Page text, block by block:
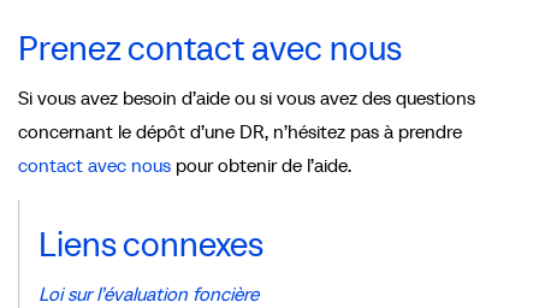
Prenez contact avec nous
Si vous avez besoin d’aide ou si vous avez des questions
concernant le dépôt d’une DR, n’hésitez pas à prendre
contact avec nous pour obtenir de l’aide.
Liens connexes
Loi sur l’évaluation foncière